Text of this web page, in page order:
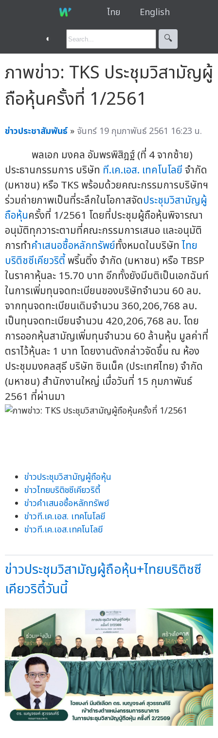
ไทย English
◐ 🔍︎
ภาพข่าว: TKS ประชุมวิสามัญผู้
ถือหุ้นครั้งที่ 1/2561
ข่าวประชาสัมพันธ์ » จันทร์ 19 กุมภาพันธ์ 2561 16:23 น.
พลเอก มงคล อัมพรพิสิฎฐ์ (ที่ 4 จากซ้าย)
ประธานกรรมการ บริษัท ที.เค.เอส. เทคโนโลยีจำกัด
(มหาชน) หรือ TKS พร้อมด้วยคณะกรรมการบริษัทฯ
ร่วมถ่ายภาพเป็นที่ระลึกในโอกาสจัดประชุมวิสามัญผู้
ถือหุ้นครั้งที่ 1/2561 โดยที่ประชุมผู้ถือหุ้นพิจารณา
อนุมัติทุกวาระตามที่คณะกรรมการเสนอ และอนุมัติ
การทำคำเสนอซื้อหลักทรัพย์ทั้งหมดในบริษัทไทย
บริติชซีเคียวริตี้ พริ้นติ้ง จำกัด (มหาชน) หรือ TBSP
ในราคาหุ้นละ 15.70 บาท อีกทั้งยังมีมติเป็นเอกฉันท์
ในการเพิ่มทุนจดทะเบียนของบริษัทจำนวน 60 ลบ.
จากทุนจดทะเบียนเดิมจำนวน 360,206,768 ลบ.
เป็นทุนจดทะเบียนจำนวน 420,206,768 ลบ. โดย
การออกหุ้นสามัญเพิ่มทุนจำนวน 60 ล้านหุ้น มูลค่าที่
ตราไว้หุ้นละ 1 บาท โดยงานดังกล่าวจัดขึ้น ณ ห้อง
ประชุมมงคลสุธี บริษัท ซินเน็ค (ประเทศไทย) จำกัด
(มหาชน) สำนักงานใหญ่ เมื่อวันที่ 15 กุมภาพันธ์
2561 ที่ผ่านมา
ข่าวประชุมวิสามัญผู้ถือหุ้น
ข่าวไทยบริติชซีเคียวริตี้
ข่าวคำเสนอซื้อหลักทรัพย์
ข่าวที.เค.เอส. เทคโนโลยี
ข่าวที.เค.เอส.เทคโนโลยี
ข่าวประชุมวิสามัญผู้ถือหุ้น+ไทยบริติชซี
เคียวริตี้วันนี้